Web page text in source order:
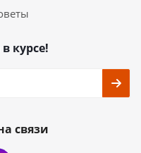
курсе!
связи